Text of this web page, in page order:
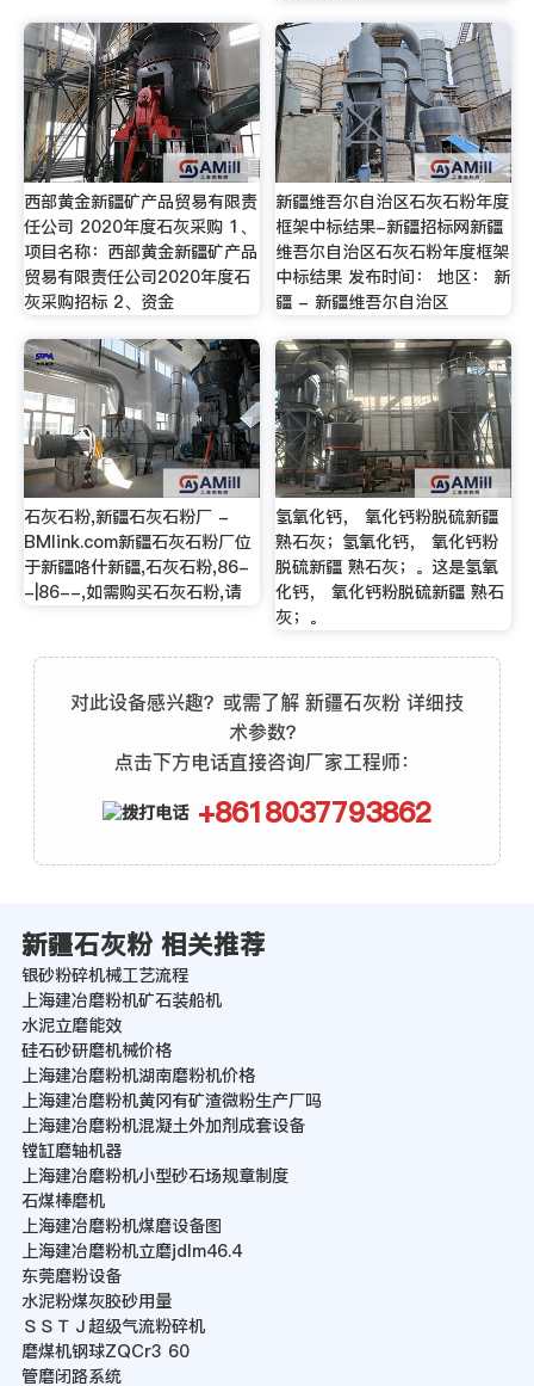
西部黄金新疆矿产品贸易有限责
任公司 2020年度石灰采购 1、
项目名称：西部黄金新疆矿产品
贸易有限责任公司2020年度石
灰采购招标 2、资金
新疆维吾尔自治区石灰石粉年度
框架中标结果-新疆招标网新疆
维吾尔自治区石灰石粉年度框架
中标结果 发布时间： 地区： 新
疆 - 新疆维吾尔自治区
石灰石粉,新疆石灰石粉厂 -
BMlink.com新疆石灰石粉厂位
于新疆咯什新疆,石灰石粉,86-
-|86--,如需购买石灰石粉,请
氢氧化钙， 氧化钙粉脱硫新疆
熟石灰；氢氧化钙， 氧化钙粉
脱硫新疆 熟石灰；。这是氢氧
化钙， 氧化钙粉脱硫新疆 熟石
灰；。
对此设备感兴趣？或需了解 新疆石灰粉 详细技
术参数？
点击下方电话直接咨询厂家工程师：
+8618037793862
新疆石灰粉 相关推荐
银砂粉碎机械工艺流程
上海建冶磨粉机矿石装船机
水泥立磨能效
硅石砂研磨机械价格
上海建冶磨粉机湖南磨粉机价格
上海建冶磨粉机黄冈有矿渣微粉生产厂吗
上海建冶磨粉机混凝土外加剂成套设备
镗缸磨轴机器
上海建冶磨粉机小型砂石场规章制度
石煤棒磨机
上海建冶磨粉机煤磨设备图
上海建冶磨粉机立磨jdlm46.4
东莞磨粉设备
水泥粉煤灰胶砂用量
ＳＳＴＪ超级气流粉碎机
磨煤机钢球ZQCr3 60
管磨闭路系统